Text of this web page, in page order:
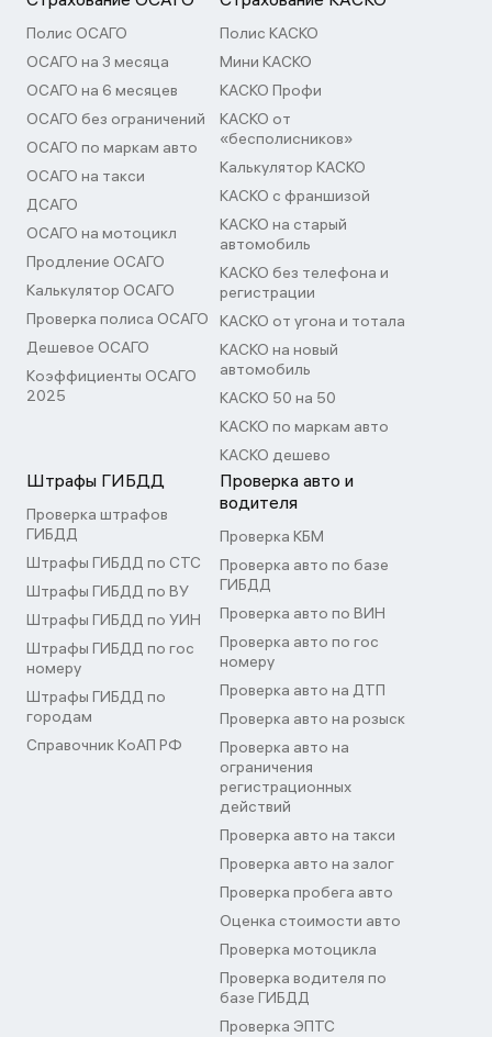
Полис ОСАГО
ОСАГО на 3 месяца
ОСАГО на 6 месяцев
ОСАГО без ограничений
ОСАГО по маркам авто
ОСАГО на такси
ДСАГО
ОСАГО на мотоцикл
Продление ОСАГО
Калькулятор ОСАГО
Проверка полиса ОСАГО
Дешевое ОСАГО
Коэффициенты ОСАГО
2025
Полис КАСКО
Мини КАСКО
КАСКО Профи
КАСКО от
«бесполисников»
Калькулятор КАСКО
КАСКО с франшизой
КАСКО на старый
автомобиль
КАСКО без телефона и
регистрации
КАСКО от угона и тотала
КАСКО на новый
автомобиль
КАСКО 50 на 50
КАСКО по маркам авто
КАСКО дешево
Штрафы ГИБДД
Проверка штрафов
ГИБДД
Штрафы ГИБДД по СТС
Штрафы ГИБДД по ВУ
Штрафы ГИБДД по УИН
Штрафы ГИБДД по гос
номеру
Штрафы ГИБДД по
городам
Справочник КоАП РФ
Проверка авто и
водителя
Проверка КБМ
Проверка авто по базе
ГИБДД
Проверка авто по ВИН
Проверка авто по гос
номеру
Проверка авто на ДТП
Проверка авто на розыск
Проверка авто на
ограничения
регистрационных
действий
Проверка авто на такси
Проверка авто на залог
Проверка пробега авто
Оценка стоимости авто
Проверка мотоцикла
Проверка водителя по
базе ГИБДД
Проверка ЭПТС